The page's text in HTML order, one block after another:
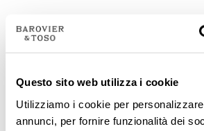
Questo sito web utilizza i cookie
Utilizziamo i cookie per
annunci, per fornire funzionalità dei